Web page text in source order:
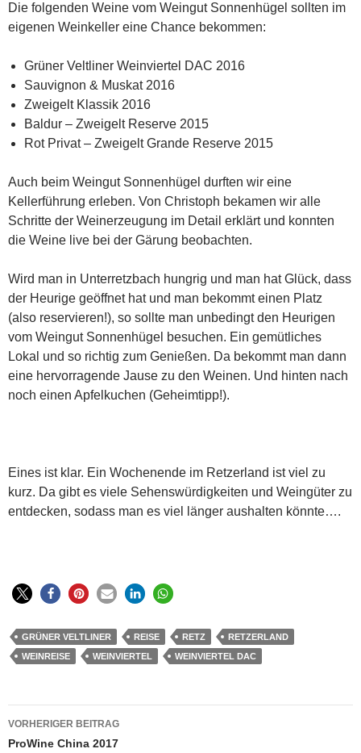
Die folgenden Weine vom Weingut Sonnenhügel sollten im
eigenen Weinkeller eine Chance bekommen:
Grüner Veltliner Weinviertel DAC 2016
Sauvignon & Muskat 2016
Zweigelt Klassik 2016
Baldur – Zweigelt Reserve 2015
Rot Privat – Zweigelt Grande Reserve 2015
Auch beim Weingut Sonnenhügel durften wir eine
Kellerführung erleben. Von Christoph bekamen wir alle
Schritte der Weinerzeugung im Detail erklärt und konnten
die Weine live bei der Gärung beobachten.
Wird man in Unterretzbach hungrig und man hat Glück, dass
der Heurige geöffnet hat und man bekommt einen Platz
(also reservieren!), so sollte man unbedingt den Heurigen
vom Weingut Sonnenhügel besuchen. Ein gemütliches
Lokal und so richtig zum Genießen. Da bekommt man dann
eine hervorragende Jause zu den Weinen. Und hinten nach
noch einen Apfelkuchen (Geheimtipp!).
Eines ist klar. Ein Wochenende im Retzerland ist viel zu
kurz. Da gibt es viele Sehenswürdigkeiten und Weingüter zu
entdecken, sodass man es viel länger aushalten könnte….
GRÜNER VELTLINER REISE RETZ
RETZERLAND
WEINREISE
WEINVIERTEL WEINVIERTEL DAC
Beitragsnavigation
VORHERIGER BEITRAG
ProWine China 2017